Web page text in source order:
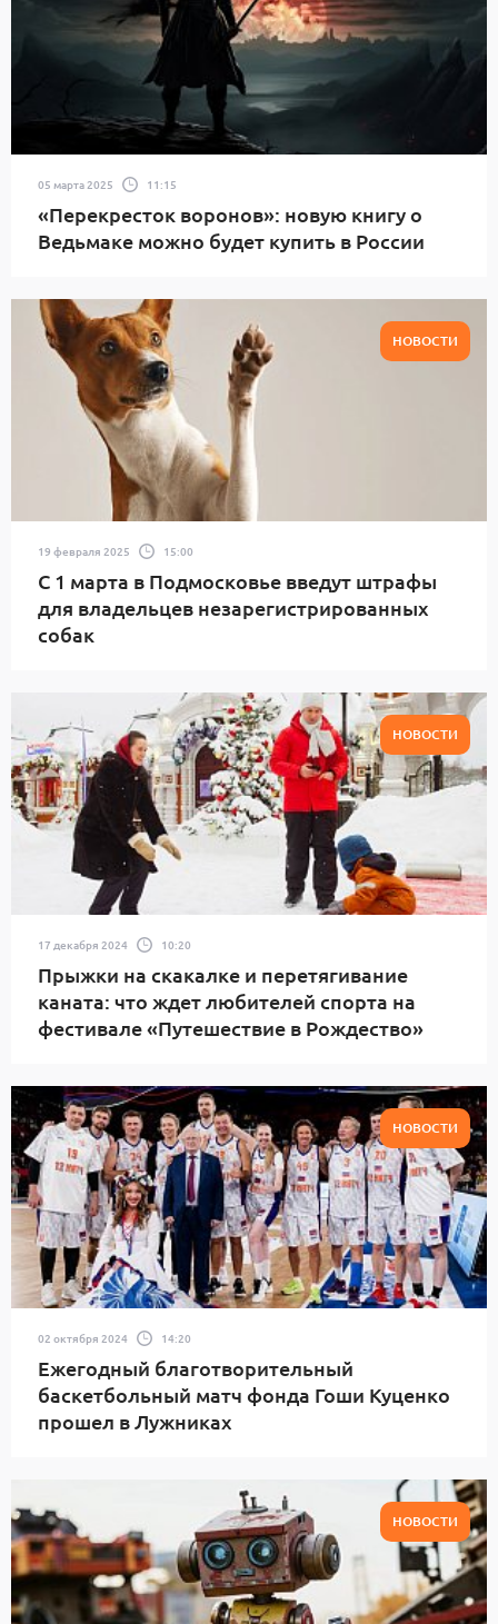
05 марта 2025 11:15
«Перекресток воронов»: новую книгу о
Ведьмаке можно будет купить в России
НОВОСТИ
19 февраля 2025 15:00
С 1 марта в Подмосковье введут штрафы
для владельцев незарегистрированных
собак
НОВОСТИ
17 декабря 2024 10:20
Прыжки на скакалке и перетягивание
каната: что ждет любителей спорта на
фестивале «Путешествие в Рождество»
НОВОСТИ
02 октября 2024 14:20
Ежегодный благотворительный
баскетбольный матч фонда Гоши Куценко
прошел в Лужниках
НОВОСТИ